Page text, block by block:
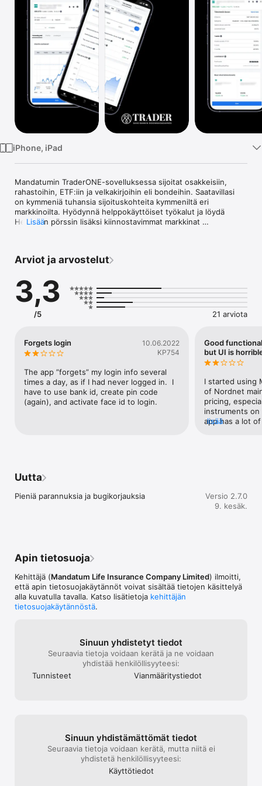
iPhone, iPad
Mandatumin TraderONE-sovelluksessa sijoitat osakkeisiin,
rahastoihin, ETF:iin ja velkakirjoihin eli bondeihin. Saatavillasi
on kymmeniä tuhansia sijoituskohteita kymmeniltä eri
markkinoilta. Hyödynnä helppokäyttöiset työkalut ja löydä
Helsingin pörssin lisäksi kiinnostavimmat markkinat
Rakenna salkkusi tehokkaiden haku- ja suodatintoimintojen
helppoa seurantaa varten mobiiliin ja selainsovellukseen.
Löydä seuraava sijoituskohteesi suodattamalla omaisuuslajin,
pörssin, toimialan tai esimerkiksi osinkotuoton perusteella.
Katso myös mistä muista osakkeista tai ETF:istä samaa
katsoneet sijoittajat ovat kiinnostuneet.
Jos haluat käyttöösi kattavat työkalut aktiiviseen
kaupankäyntiin ja treidaamiseen, valitse TraderGO-sovellus.
Traderissa hajautat sijoituksesi helposti niin markkinan,
toimialan kuin omaisuuslajinkin mukaan. Seuraa sijoitustesi
kehitystä ja salkkusi koostumusta monipuolisesta
portfolionäkymästä. Aseta take profit ja stop loss -
sijoituskohteiden löytämistä
• Voit käydä kauppaa myös bondeilla suoraan sovelluksesta
• Turvallinen kirjautuminen verkkopankkitunnuksilla tai
• Nopea pääsy sijoituksiisi Touch ID:lla ja Face ID:lla
• Ilmoitukset toteutuneista toimeksiannoista
palvelun käyttöön. Avaa Trader-asiakkuus osoitteessa
www.mandatumtrader.fi ennen TraderONE- tai TraderGO-
sovelluksen käyttöönottoa. Voit avata asiakkuuden myös
suoraan sovelluksessa olevan linkin kautta.
Lisää
Arviot ja arvostelut
3,3
/5 21 arviota
Forgets login
10.06.2022
KP754
The app ”forgets” my login info several
times a day, as if I had never logged in.  I
have to use bank id, create pin code
(again), and activate face id to login.
Good
but UI is
I started using
of Nordnet
pricing,
instruments on
app has a lot
service
providing this
lisää
Uutta
Pieniä parannuksia ja bugikorjauksia
Versio 2.7.0
9. kesäk.
Apin tietosuoja
Kehittäjä (Mandatum Life Insurance Company Limited) ilmoitti,
että apin tietosuojakäytännöt voivat sisältää tietojen käsittelyä
alla kuvatulla tavalla. Katso lisätietoja kehittäjän
tietosuojakäytännöstä.
Sinuun yhdistetyt tiedot
Seuraavia tietoja voidaan kerätä ja ne voidaan
yhdistää henkilöllisyyteesi:
Tunnisteet
Vianmääritys­tiedot
Sinuun yhdistämät­tömät tiedot
Seuraavia tietoja voidaan kerätä, mutta niitä ei
yhdistetä henkilöllisyyteesi:
Käyttötiedot